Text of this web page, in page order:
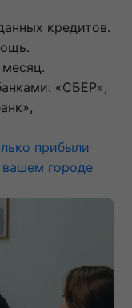
кредитов.
«СБЕР»,
прибыли
вашем городе